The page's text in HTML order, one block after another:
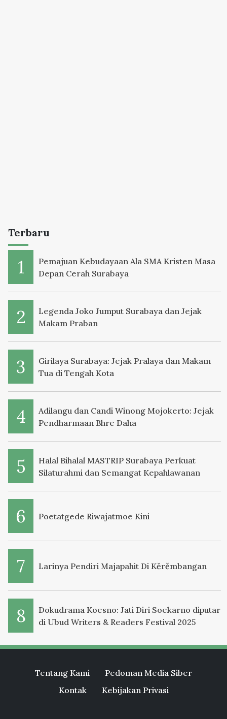
Terbaru
Pemajuan Kebudayaan Ala SMA Kristen Masa
Depan Cerah Surabaya
Legenda Joko Jumput Surabaya dan Jejak
Makam Praban
Girilaya Surabaya: Jejak Pralaya dan Makam
Tua di Tengah Kota
Adilangu dan Candi Winong Mojokerto: Jejak
Pendharmaan Bhre Daha
Halal Bihalal MASTRIP Surabaya Perkuat
Silaturahmi dan Semangat Kepahlawanan
Poetatgede Riwajatmoe Kini
Larinya Pendiri Majapahit Di Kěrěmbangan
Dokudrama Koesno: Jati Diri Soekarno diputar
di Ubud Writers & Readers Festival 2025
Tentang Kami
Pedoman Media Siber
Kontak
Kebijakan Privasi